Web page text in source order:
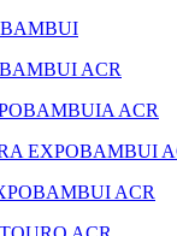
ACR
ACR
EXPOBAMBUI
ACR